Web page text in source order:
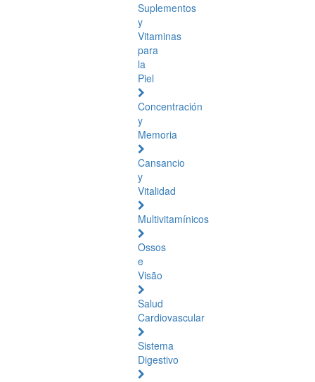
Suplementos
y
Vitaminas
para
la
Piel
Concentración
y
Memoria
Cansancio
y
Vitalidad
Multivitamínicos
Ossos
e
Visão
Salud
Cardiovascular
Sistema
Digestivo